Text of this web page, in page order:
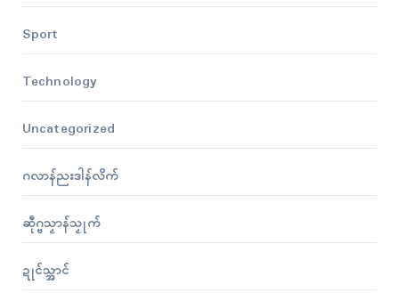
Sport
Technology
Uncategorized
ဂလာန်ညးဒါန်လိက်
ဆဵုဂ္ဗသၟာန်သၟုက်
ဍုၚ်သ္အာၚ်